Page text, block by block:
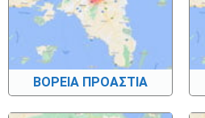
ΒΟΡΕΙΑ ΠΡΟΑΣΤΙΑ